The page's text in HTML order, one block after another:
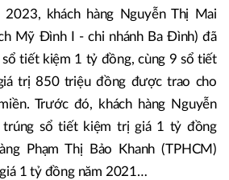
khách hàng Nguyễn Thị Mai
Mỹ Đình I - chi nhánh Ba Đình) đã
tiết kiệm 1 tỷ đồng, cùng 9 sổ tiết
trị 850 triệu đồng được trao cho
Trước đó, khách hàng Nguyễn
sổ tiết kiệm trị giá 1 tỷ đồng
Phạm Thị Bảo Khanh (TPHCM)
1 tỷ đồng năm 2021…